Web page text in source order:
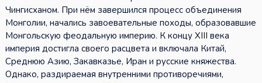
Чингисханом. При нём завершился процесс объединения
Монголии, начались завоевательные походы, образовавшие
Монгольскую феодальную империю. К концу XIII века
империя достигла своего расцвета и включала Китай,
Среднюю Азию, Закавказье, Иран и русские княжества.
Однако, раздираемая внутренними противоречиями,